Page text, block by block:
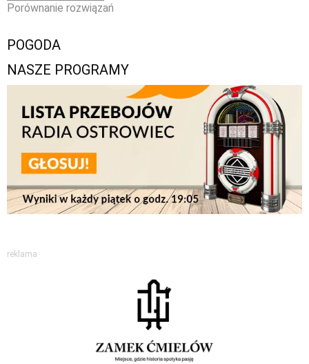
Porównanie rozwiązań
POGODA
NASZE PROGRAMY
reklama